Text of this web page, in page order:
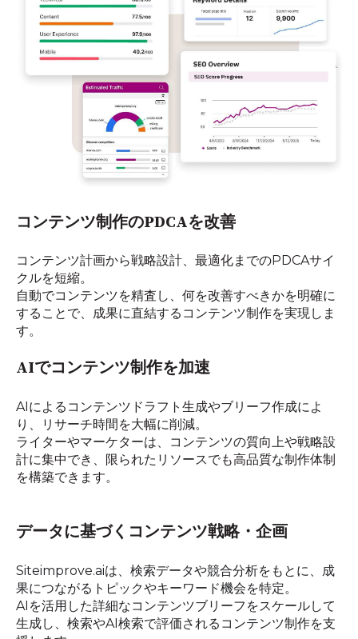
コンテンツ制作のPDCAを改善
コンテンツ計画から​戦略設計、​最適化までの​PDCAサイ
クルを​短縮。​
自動で​コンテンツを​精査し、​何を​改善すべきかを​明確に​
する​ことで、​成果に​直結する​コンテンツ制作を​実現しま
す。
AIでコンテンツ制作を加速
AIに​よる​コンテンツドラフト生成や​ブリーフ作成に​よ
り、​リサーチ時間を​大幅に​削減。​
ライターや​マーケターは、​コンテンツの​質向上や​戦略設
計に​集中でき、​限られた​リソースでも​高品質な​制作体制
を​構築できます。​​
データに基づく コンテンツ戦略・企画
Siteimprove.aiは、 検索データや競合分析を もとに、
成
果につながる トピックやキーワード機会を特定。
AIを活用した詳細なコンテンツブリーフをスケールして
生成し、 検索やAI検索で評価される コンテンツ制作を支